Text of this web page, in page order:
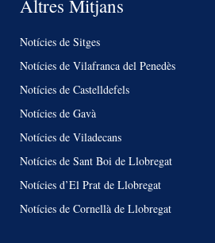
Altres Mitjans
Notícies de Sitges
Notícies de Vilafranca del Penedès
Notícies de Castelldefels
Notícies de Gavà
Notícies de Viladecans
Notícies de Sant Boi de Llobregat
Notícies d’El Prat de Llobregat
Notícies de Cornellà de Llobregat